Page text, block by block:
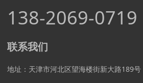
138-2069-0719
联系我们
地址：天津市河北区望海楼街新大路189号